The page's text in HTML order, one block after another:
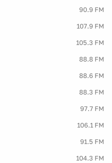
90.9 FM
107.9 FM
105.3 FM
88.8 FM
88.6 FM
88.3 FM
97.7 FM
106.1 FM
91.5 FM
104.3 FM